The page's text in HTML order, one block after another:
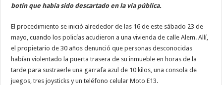
botín que había sido descartado en la vía pública.
El procedimiento se inició alrededor de las 16 de este sábado 23 de
mayo, cuando los policías acudieron a una vivienda de calle Alem. Allí,
el propietario de 30 años denunció que personas desconocidas
habían violentado la puerta trasera de su inmueble en horas de la
tarde para sustraerle una garrafa azul de 10 kilos, una consola de
juegos, tres joysticks y un teléfono celular Moto E13.